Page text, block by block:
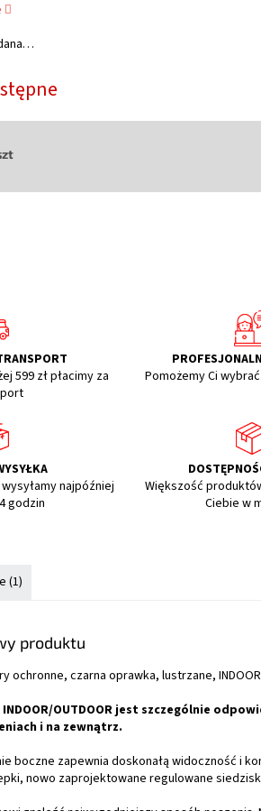
599 zł płacimy za
Pomożemy Ci
najpóźniej
godzin
Większość
Ciebie w
(1)
produktu
ochronne, czarna oprawka, lustrzane,
OUTDOOR jest szczególnie
i na zewnątrz.
boczne zapewnia doskonałą widoczność i
nowo zaprojektowane regulowane